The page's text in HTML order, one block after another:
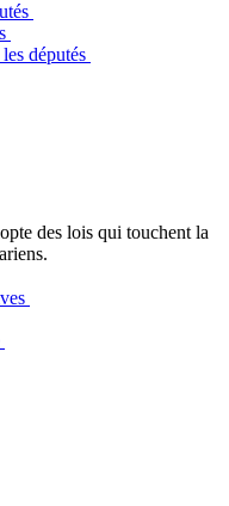
députés
des lois qui touchent la